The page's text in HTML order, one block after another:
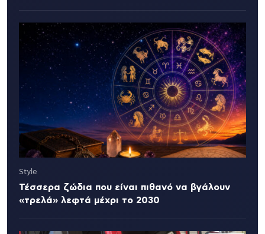
Style
Τέσσερα ζώδια που είναι πιθανό να βγάλουν
«τρελά» λεφτά μέχρι το 2030